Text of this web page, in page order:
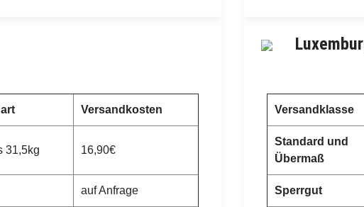
Versandkosten
31,5kg 16,90€
auf Anfrage
Versandklasse
Standard und
Übermaß
Sperrgut